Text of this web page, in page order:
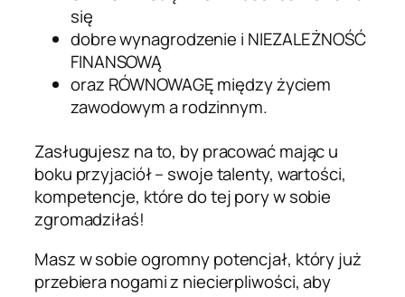
się
dobre wynagrodzenie i NIEZALEŻNOŚĆ
FINANSOWĄ
oraz RÓWNOWAGĘ między życiem
zawodowym a rodzinnym.
Zasługujesz na to, by pracować mając u
boku przyjaciół – swoje talenty, wartości,
kompetencje, które do tej pory w sobie
zgromadziłaś!
Masz w sobie ogromny potencjał, który już
przebiera nogami z niecierpliwości, aby